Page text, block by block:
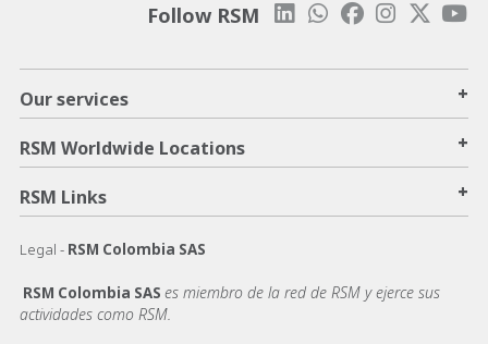
Follow RSM
Our services +
RSM Worldwide Locations +
RSM Links +
Legal - RSM Colombia SAS
RSM Colombia SAS es miembro de la red de RSM y ejerce sus
actividades como RSM.